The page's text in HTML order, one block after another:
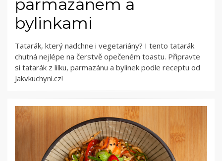
parmazánem a
bylinkami
Tatarák, který nadchne i vegetariány? I tento tatarák
chutná nejlépe na čerstvě opečeném toastu. Připravte
si tatarák z lilku, parmazánu a bylinek podle receptu od
Jakvkuchyni.cz!